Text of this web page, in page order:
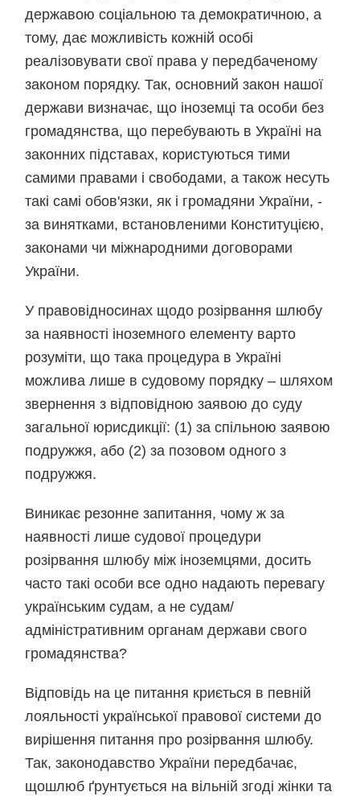
державою соціальною та демократичною, а
тому, дає можливість кожній особі
реалізовувати свої права у передбаченому
законом порядку. Так, основний закон нашої
держави визначає, що іноземці та особи без
громадянства, що перебувають в Україні на
законних підставах, користуються тими
самими правами і свободами, а також несуть
такі самі обов'язки, як і громадяни України, -
за винятками, встановленими Конституцією,
законами чи міжнародними договорами
України.
У правовідносинах щодо розірвання шлюбу
за наявності іноземного елементу варто
розуміти, що така процедура в Україні
можлива лише в судовому порядку – шляхом
звернення з відповідною заявою до суду
загальної юрисдикції: (1) за спільною заявою
подружжя, або (2) за позовом одного з
подружжя.
Виникає резонне запитання, чому ж за
наявності лише судової процедури
розірвання шлюбу між іноземцями, досить
часто такі особи все одно надають перевагу
українським судам, а не судам/
адміністративним органам держави свого
громадянства?
Відповідь на це питання криється в певній
лояльності української правової системи до
вирішення питання про розірвання шлюбу.
Так, законодавство України передбачає,
щошлюб ґрунтується на вільній згоді жінки та